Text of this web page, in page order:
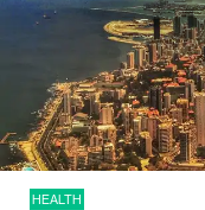
HEALTH